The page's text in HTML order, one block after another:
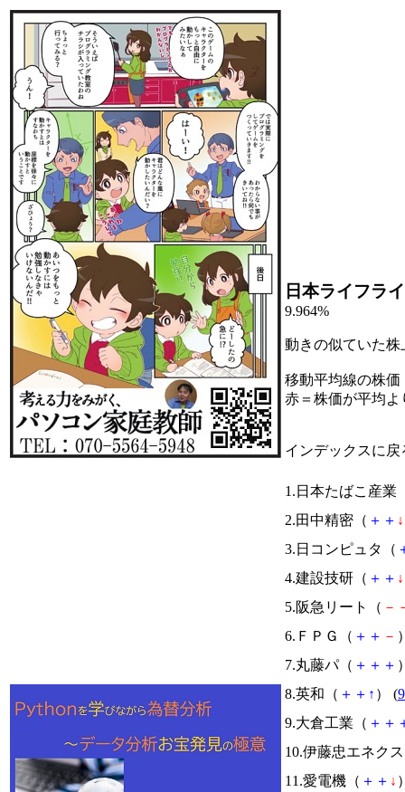
日本ライフラ
9.964%
動きの似ていた
移動平均線の株価
赤＝株価が平均
インデックスに戻
1.日本たばこ産業
2.田中精密（ ＋ ＋ ↓
3.日コンピュタ（
4.建設技研（ ＋ ＋ ↓
5.阪急リート（ －
6.ＦＰＧ（ ＋ ＋ －
7.丸藤パ（ ＋ ＋ ＋
8.英和（ ＋ ＋ ↑ ） (
9.大倉工業（ ＋ ＋
10.伊藤忠エネク
11.愛電機（ ＋ ＋ ↓